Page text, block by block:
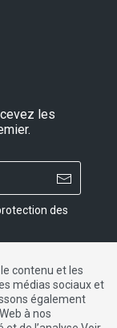
les
des
|Contact
contenu et les
médias sociaux et
également
à nos